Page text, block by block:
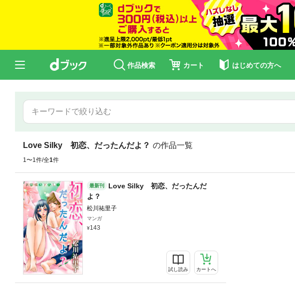
作品検索 カート はじめての方へ
Love Silky 初恋、だったんだよ？ の作品一覧
1〜1件/全1件
最新刊
Love Silky 初恋、だったんだ
よ？
松川祐里子
マンガ
143
試し読み カートへ